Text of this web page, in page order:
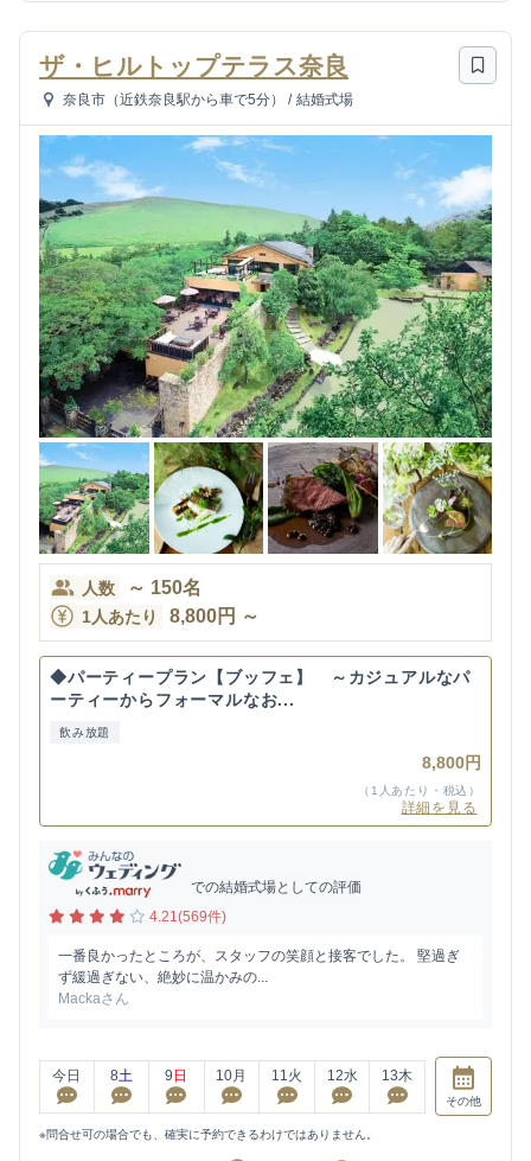
ザ・ヒルトップテラス奈良
奈良市（近鉄奈良駅から車で5分） / 結婚式場
人数 ～ 150名
1人あたり 8,800円 ～
◆パーティープラン【ブッフェ】 ～カジュアルなパ
ーティーからフォーマルなお...
飲み放題
8,800円
（1人あたり・税込）
詳細を見る
での結婚式場としての評価
4.21(569件)
一番良かったところが、スタッフの笑顔と接客でした。 堅過ぎ
ず緩過ぎない、絶妙に温かみの...
Mackaさん
今日 8土 9 日 10月 11 火 12水 13木
その他
※問合せ可の場合でも、確実に予約できるわけではありません。